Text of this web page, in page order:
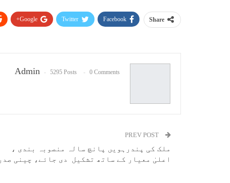
Share
Facebook
Twitter
Google+
Admin 5295 Posts 0 Comments
ملک کی پندرہویں پانچ سالہ منصوبہ بندی ،
اعلیٰ معیار کے ساتھ تشکیل دی جائے، چینی صدر